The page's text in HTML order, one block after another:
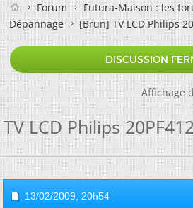
Forum
Futura-Maison : les
Dépannage
[Brun]TV LCD Philips
DISCUSSION
Affichage
TV LCD Philips
13/02/2009, 20h54